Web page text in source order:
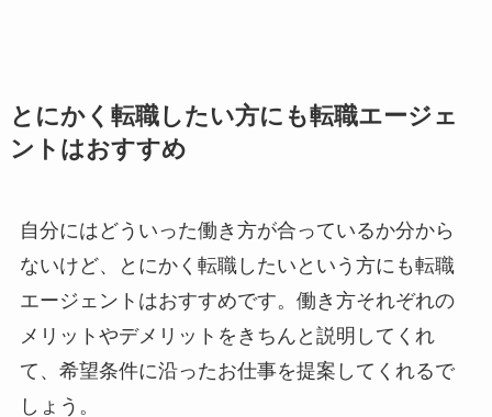
とにかく転職したい方にも転職エージェ
ントはおすすめ
自分にはどういった働き方が合っているか分から
ないけど、とにかく転職したいという方にも転職
エージェントはおすすめです。働き方それぞれの
メリットやデメリットをきちんと説明してくれ
て、希望条件に沿ったお仕事を提案してくれるで
しょう。